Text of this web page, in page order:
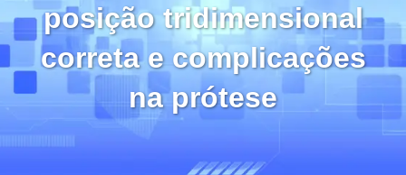
posição tridimensional
correta e complicações
na prótese